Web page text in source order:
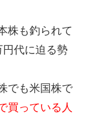
株も釣られて
代に迫る勢
でも米国株で
買っている人